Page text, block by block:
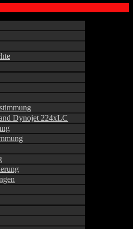
Dynojet 224xLC